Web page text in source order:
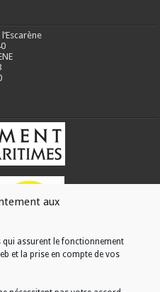
aux
qui assurent le fonctionnement
et la prise en compte de vos